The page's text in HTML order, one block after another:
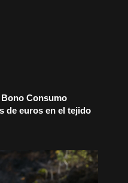
Consumo
de euros en el tejido